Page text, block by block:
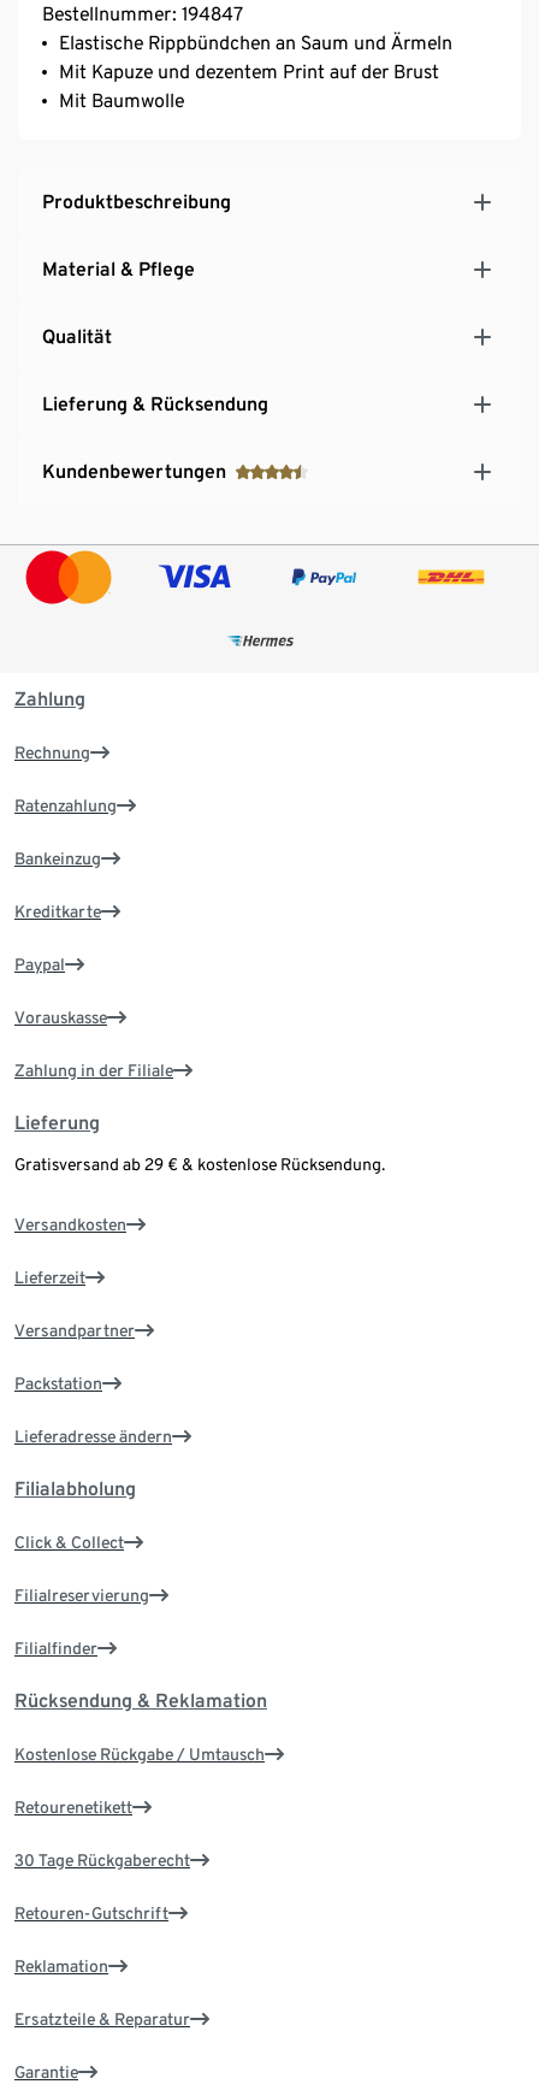
Bestellnummer: 194847
Elastische Rippbündchen an Saum und Ärmeln
Mit Kapuze und dezentem Print auf der Brust
Mit Baumwolle
Produktbeschreibung
Material & Pflege
Qualität
Lieferung & Rücksendung
Kundenbewertungen
Zahlung
Rechnung
Ratenzahlung
Bankeinzug
Kreditkarte
Paypal
Vorauskasse
Zahlung in der Filiale
Lieferung
Gratisversand ab 29 € & kostenlose Rücksendung.
Versandkosten
Lieferzeit
Versandpartner
Packstation
Lieferadresse ändern
Filialabholung
Click & Collect
Filialreservierung
Filialfinder
Rücksendung & Reklamation
Kostenlose Rückgabe / Umtausch
Retourenetikett
30 Tage Rückgaberecht
Retouren-Gutschrift
Reklamation
Ersatzteile & Reparatur
Garantie